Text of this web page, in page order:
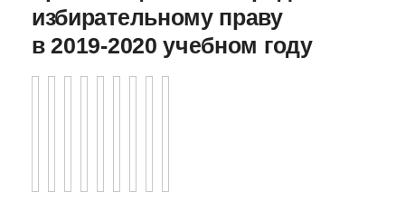
избирательному праву
в 2019-2020 учебном году